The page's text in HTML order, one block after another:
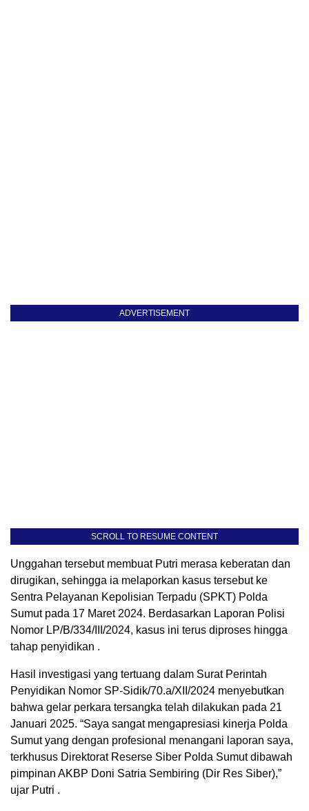
ADVERTISEMENT
SCROLL TO RESUME CONTENT
Unggahan tersebut membuat Putri merasa keberatan dan
dirugikan, sehingga ia melaporkan kasus tersebut ke
Sentra Pelayanan Kepolisian Terpadu (SPKT) Polda
Sumut pada 17 Maret 2024. Berdasarkan Laporan Polisi
Nomor LP/B/334/III/2024, kasus ini terus diproses hingga
tahap penyidikan .
Hasil investigasi yang tertuang dalam Surat Perintah
Penyidikan Nomor SP-Sidik/70.a/XII/2024 menyebutkan
bahwa gelar perkara tersangka telah dilakukan pada 21
Januari 2025. “Saya sangat mengapresiasi kinerja Polda
Sumut yang dengan profesional menangani laporan saya,
terkhusus Direktorat Reserse Siber Polda Sumut dibawah
pimpinan AKBP Doni Satria Sembiring (Dir Res Siber),”
ujar Putri .